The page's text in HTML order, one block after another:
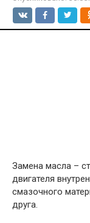
Замена масла –
двигателя
смазочного
друга.